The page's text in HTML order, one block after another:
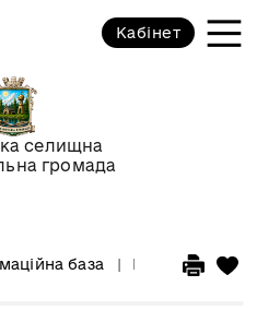
селищна
громада
Кабінет
база Інформація